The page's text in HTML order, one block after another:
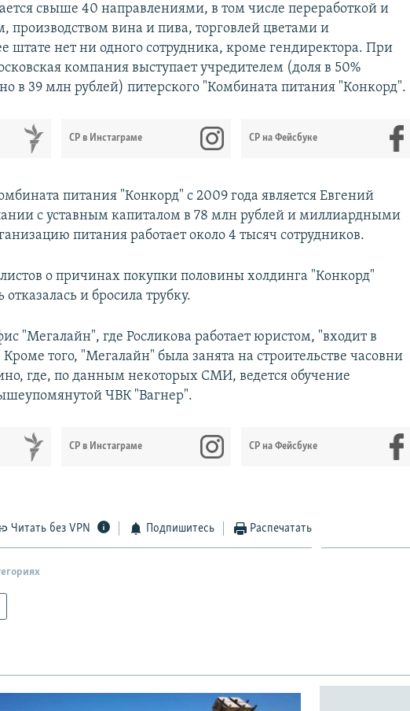
свыше 40 направлениями, в том числе переработкой и
производством вина и пива, торговлей цветами и
штате нет ни одного сотрудника, кроме гендиректора. При
компания выступает учредителем (доля в 50%
в 39 млн рублей) питерского "Комбината питания "Конкорд".
СР в Инстаграме СР на Фейсбуке
питания "Конкорд" с 2009 года является Евгений
с уставным капиталом в 78 млн рублей и миллиардными
питания работает около 4 тысяч сотрудников.
о причинах покупки половины холдинга "Конкорд"
отказалась и бросила трубку.
"Мегалайн", где Росликова работает юристом, "входит в
того, "Мегалайн" была занята на строительстве часовни
где, по данным некоторых СМИ, ведется обучение
ЧВК "Вагнер".
СР в Инстаграме СР на Фейсбуке
Читать без VPN Подпишитесь Распечатать